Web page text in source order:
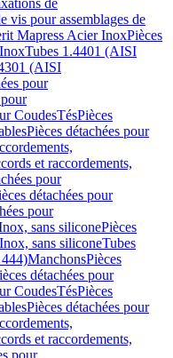
de
vis pour assemblages de
Mapress Acier InoxPièces
Tubes 1.4401 (AISI
(AISI
pour
CoudesTésPièces
Pièces détachées pour
et raccordements,
pour
détachées pour
pour
sans siliconePièces
sans siliconeTubes
ManchonsPièces
détachées pour
CoudesTésPièces
Pièces détachées pour
et raccordements,
pour